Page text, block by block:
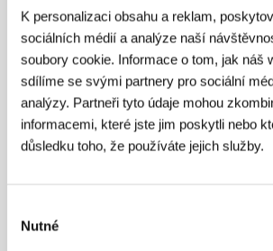
K personalizaci obsahu a reklam,
sociálních médií a analýze naší
soubory cookie. Informace o tom, jak náš
sdílíme se svými partnery pro sociální
analýzy. Partneři tyto údaje mohou
informacemi, které jste jim poskytli nebo
důsledku toho, že používáte jejich služby.
souhlasu
Nutnétchajwanských filmových herců (hrál